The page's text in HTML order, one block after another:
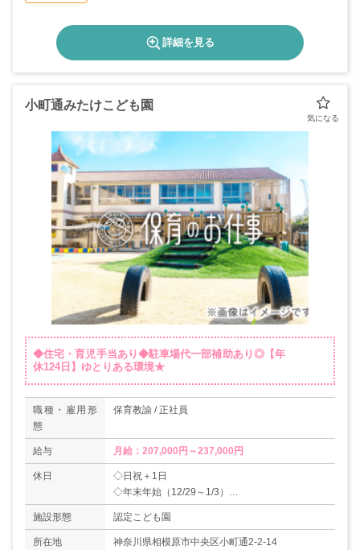
詳細を見る
小町通みたけこども園
◆住宅・育児手当あり◆駐車場代一部補助あり◎【年
休124日】ゆとりある環境★
職種・雇用形
態
保育教諭 / 正社員
給与 月給：207,000円～237,000円
休日
◇日祝＋1日
◇年末年始（12/29～1/3）
◇有給休暇
◇育休取得実績あり
＊年間休日数124日
施設形態 認定こども園
所在地 神奈川県相模原市中央区小町通2-2-14